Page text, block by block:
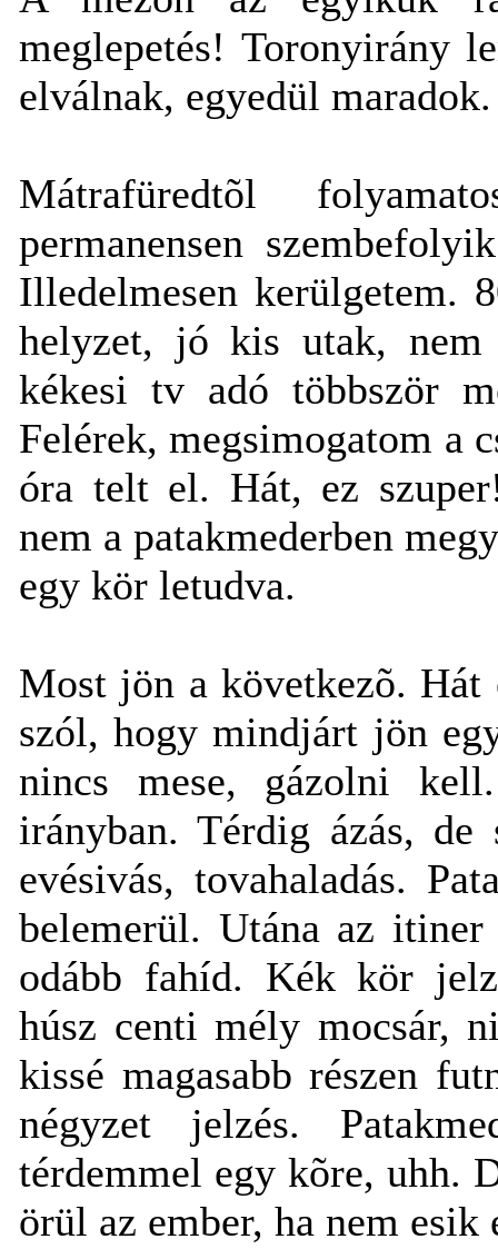
meglepetés! Toronyirány
elválnak, egyedül maradok.
Mátrafüredtõl
permanensen
Illedelmesen kerülgetem.
helyzet, jó kis utak, nem
kékesi tv adó többször
Felérek, megsimogatom a
óra telt el. Hát, ez
nem a patakmederben
egy kör letudva.
Most jön a következõ. Hát
szól, hogy mindjárt jön
nincs mese, gázolni
irányban. Térdig ázás,
evésivás, tovahaladás.
belemerül. Utána az
odább fahíd. Kék kör
húsz centi mély mocsár,
kissé magasabb részen
négyzet jelzés.
térdemmel egy kõre, uhh.
örül az ember, ha nem